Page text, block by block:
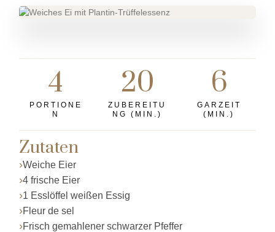
4
PORTIONE
N
20
ZUBEREITU
NG (MIN.)
6
GARZEIT
(MIN.)
Zutaten
Weiche Eier
4 frische Eier
1 Esslöffel weißen Essig
Fleur de sel
Frisch gemahlener schwarzer Pfeffer